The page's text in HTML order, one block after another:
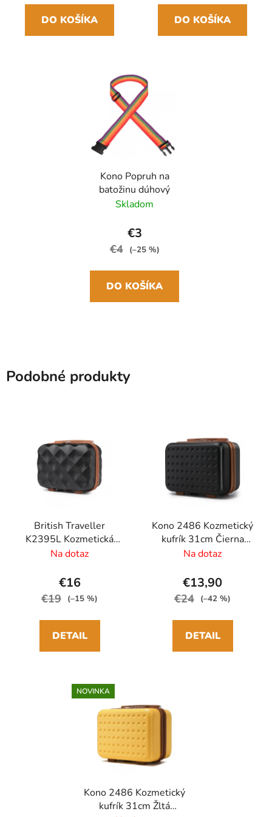
DO KOŠÍKA DO KOŠÍKA
Kono Popruh na
batožinu dúhový
Skladom
€3
€4 (–25 %)
DO KOŠÍKA
Podobné produkty
British Traveller
K2395L Kozmetická
taška 30cm Čierna
Na dotaz
€16
€19 (–15 %)
DETAIL
Kono 2486 Kozmetický
kufrík 31cm Čierna
ABS/Polykarbonát
Na dotaz
€13,90
€24 (–42 %)
DETAIL
NOVINKA
Kono 2486 Kozmetický
kufrík 31cm Žltá